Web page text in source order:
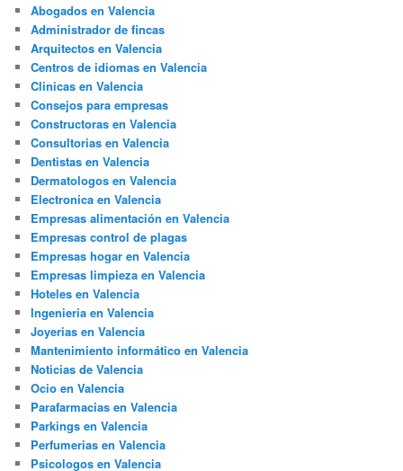
Abogados en Valencia
Administrador de fincas
Arquitectos en Valencia
Centros de idiomas en Valencia
Clinicas en Valencia
Consejos para empresas
Constructoras en Valencia
Consultorias en Valencia
Dentistas en Valencia
Dermatologos en Valencia
Electronica en Valencia
Empresas alimentación en Valencia
Empresas control de plagas
Empresas hogar en Valencia
Empresas limpieza en Valencia
Hoteles en Valencia
Ingenieria en Valencia
Joyerias en Valencia
Mantenimiento informático en Valencia
Noticias de Valencia
Ocio en Valencia
Parafarmacias en Valencia
Parkings en Valencia
Perfumerias en Valencia
Psicologos en Valencia